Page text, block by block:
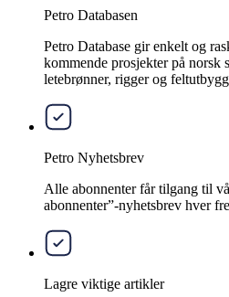
Petro Databasen
Petro Database gir enkelt og
kommende prosjekter på
letebrønner, rigger og
Petro Nyhetsbrev
Alle abonnenter får tilgang til
abonnenter”-nyhetsbrev hver
Lagre viktige artikler